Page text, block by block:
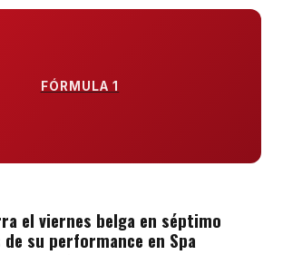
FÓRMULA 1
el viernes belga en séptimo
su performance en Spa